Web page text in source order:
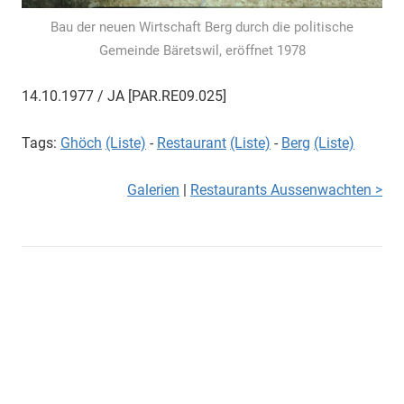
Bau der neuen Wirtschaft Berg durch die politische
Gemeinde Bäretswil, eröffnet 1978
14.10.1977 / JA [PAR.RE09.025]
Tags: Ghöch (Liste) - Restaurant (Liste) - Berg (Liste)
Galerien Restaurants Aussenwachten >